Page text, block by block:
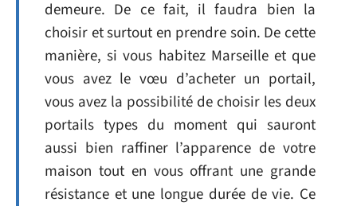
demeure. De ce fait, il faudra bien la
choisir et surtout en prendre soin. De cette
manière, si vous habitez Marseille et que
vous avez le vœu d’acheter un portail,
vous avez la possibilité de choisir les deux
portails types du moment qui sauront
aussi bien raffiner l’apparence de votre
maison tout en vous offrant une grande
résistance et une longue durée de vie. Ce